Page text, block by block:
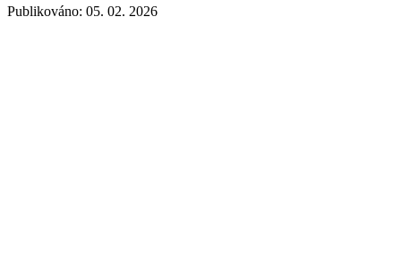
Publikováno: 05. 02. 2026